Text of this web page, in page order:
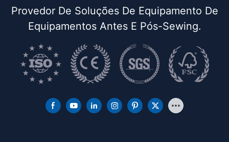
Provedor De Soluções De Equipamento De
Equipamentos Antes E Pós-Sewing.